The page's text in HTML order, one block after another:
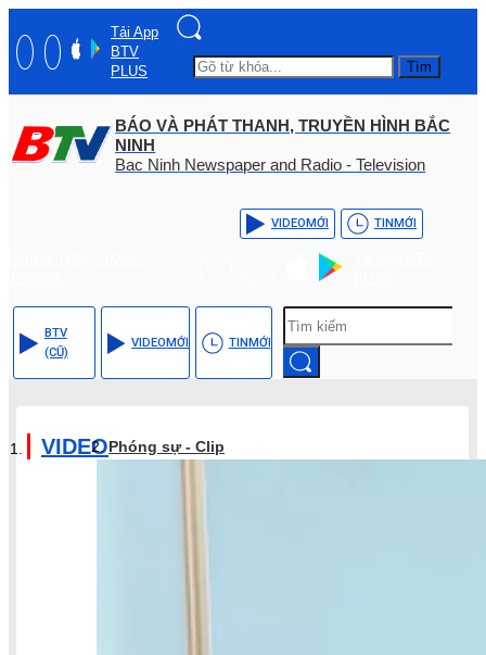
Tải App
BTV
PLUS
Tìm
BÁO VÀ PHÁT THANH, TRUYỀN HÌNH BẮC
NINH
Bac Ninh Newspaper and Radio - Television
VIDEOMỚI TINMỚI
BTV
(CŨ)
VIDEOMỚI TINMỚI
VIDEOPhóng sự - Clip